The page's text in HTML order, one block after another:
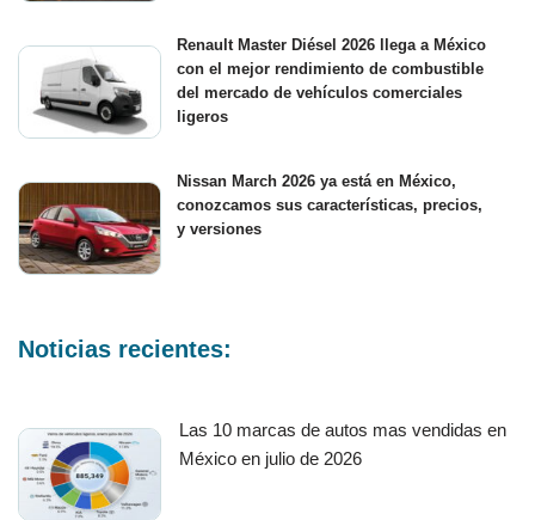
Renault Master Diésel 2026 llega a México
con el mejor rendimiento de combustible
del mercado de vehículos comerciales
ligeros
Nissan March 2026 ya está en México,
conozcamos sus características, precios,
y versiones
Noticias recientes:
Las 10 marcas de autos mas vendidas en
México en julio de 2026